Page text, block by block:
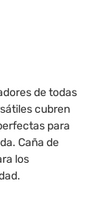
de todas
cubren
para
Caña de
los